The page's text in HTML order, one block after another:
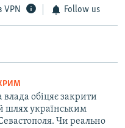
VPN Follow us
влада обіцяє закрити
шлях українським
Чи реально